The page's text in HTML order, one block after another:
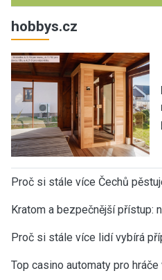
hobbys.cz
Proč si stále více Čechů
Kratom a bezpečnější přístup:
Proč si stále více lidí vybírá
Top casino automaty pro hráče